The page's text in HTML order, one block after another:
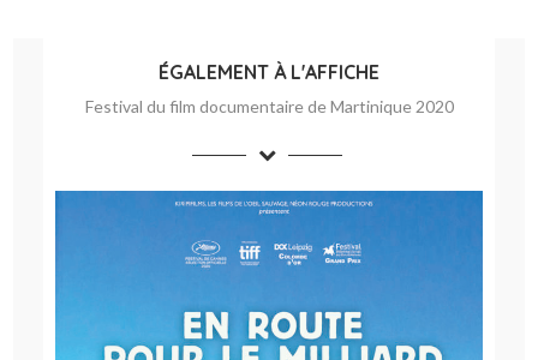
ÉGALEMENT À L'AFFICHE
Festival du film documentaire de Martinique 2020